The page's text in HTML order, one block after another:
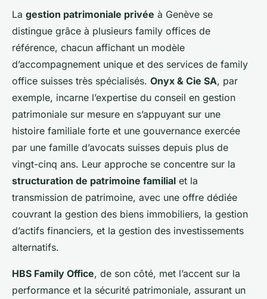
La gestion patrimoniale privée à Genève se
distingue grâce à plusieurs family offices de
référence, chacun affichant un modèle
d’accompagnement unique et des services de family
office suisses très spécialisés. Onyx & Cie SA, par
exemple, incarne l’expertise du conseil en gestion
patrimoniale sur mesure en s’appuyant sur une
histoire familiale forte et une gouvernance exercée
par une famille d’avocats suisses depuis plus de
vingt-cinq ans. Leur approche se concentre sur la
structuration de patrimoine familial et la
transmission de patrimoine, avec une offre dédiée
couvrant la gestion des biens immobiliers, la gestion
d’actifs financiers, et la gestion des investissements
alternatifs.
HBS Family Office, de son côté, met l’accent sur la
performance et la sécurité patrimoniale, assurant un